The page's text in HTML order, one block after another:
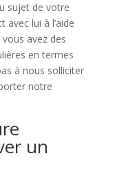
sujet de votre
lui à l’aide
avez des
en termes
à nous solliciter
notre
un